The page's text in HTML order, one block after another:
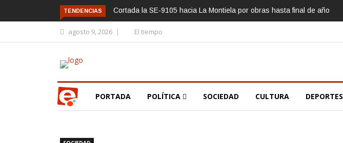
TENDENCIAS Cortada la SE-9105 hacia La Montiela por obras hasta final de año
agosto 9, 2026 El tiempo
PORTADA POLÍTICA SOCIEDAD CULTURA DEPORTES